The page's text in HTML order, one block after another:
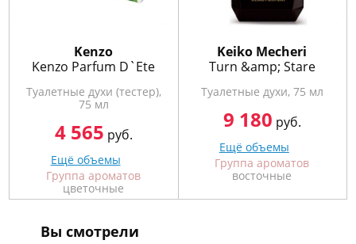
Kenzo
Kenzo Parfum D`Ete
Туалетные духи (тестер),
75 мл
4 565 руб.
Ещё объемы
Группа ароматов
цветочные
Keiko Mecheri
Turn &amp; Stare
Туалетные духи, 75 мл
9 180 руб.
Ещё объемы
Группа ароматов
восточные
Вы смотрели